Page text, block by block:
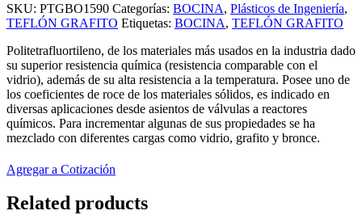
SKU: PTGBO1590 Categorías: BOCINA, Plásticos de Ingeniería,
TEFLÓN GRAFITO Etiquetas: BOCINA, TEFLÓN GRAFITO
Politetrafluortileno, de los materiales más usados en la industria dado
su superior resistencia química (resistencia comparable con el
vidrio), además de su alta resistencia a la temperatura. Posee uno de
los coeficientes de roce de los materiales sólidos, es indicado en
diversas aplicaciones desde asientos de válvulas a reactores
químicos. Para incrementar algunas de sus propiedades se ha
mezclado con diferentes cargas como vidrio, grafito y bronce.
Agregar a Cotización
Related products